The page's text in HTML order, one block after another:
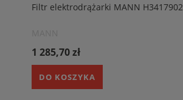
Filtr elektrodrążarki MANN H3417902
1 285,70 zł
DO KOSZYKA